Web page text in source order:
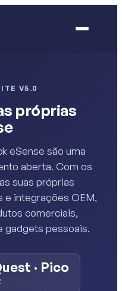
V5.0
próprias
eSense são uma
aberta. Com os
suas próprias
e integrações OEM,
comerciais,
gadgets pessoais.
· Pico